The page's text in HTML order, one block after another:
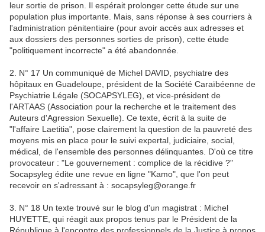
leur sortie de prison. Il espérait prolonger cette étude sur une
population plus importante. Mais, sans réponse à ses courriers à
l'administration pénitentiaire (pour avoir accès aux adresses et
aux dossiers des personnes sorties de prison), cette étude
"politiquement incorrecte" a été abandonnée.
2. N° 17 Un communiqué de Michel DAVID, psychiatre des
hôpitaux en Guadeloupe, président de la Société Caraïbéenne de
Psychiatrie Légale (SOCAPSYLEG), et vice-président de
l'ARTAAS (Association pour la recherche et le traitement des
Auteurs d'Agression Sexuelle). Ce texte, écrit à la suite de
"l'affaire Laetitia", pose clairement la question de la pauvreté des
moyens mis en place pour le suivi expertal, judiciaire, social,
médical, de l'ensemble des personnes délinquantes. D'où ce titre
provocateur : "Le gouvernement : complice de la récidive ?"
Socapsyleg édite une revue en ligne "Kamo", que l'on peut
recevoir en s'adressant à : socapsyleg@orange.fr
3. N° 18 Un texte trouvé sur le blog d'un magistrat : Michel
HUYETTE, qui réagit aux propos tenus par le Président de la